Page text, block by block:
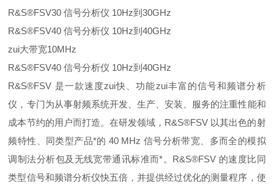
R&S®FSV30 信号分析仪 10Hz到30GHz
R&S®FSV40 信号分析仪 10Hz到40GHz
zui大带宽10MHz
R&S®FSV40 信号分析仪 10Hz到40GHz
R&S®FSV 是一款速度zui快、功能zui丰富的信号和频谱分析
仪，专门为从事射频系统开发、生产、安装、服务的注重性能和
成本节约的用户而打造。在研发领域，R&S®FSV 以其出色的射
频特性、同类型产品*的 40 MHz 信号分析带宽、多而全的模拟
调制法分析包及无线宽带通讯标准而*。R&S®FSV 的速度比同
类型信号和频谱分析仪快五倍，并提供经过优化的测量程序，使